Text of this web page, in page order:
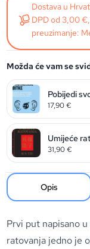
Dostava u
DPD od 3,00
preuzimanje:
Možda će vam se
Pobijedi
17,90€
Umijeće
31,90€
Opis
Prvi put napisano
ratovanja jedno je